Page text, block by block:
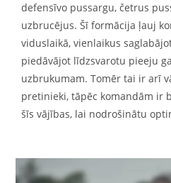
defensīvo pussargu, četrus
uzbrucējus. Šī formācija ļauj
viduslaikā, vienlaikus
piedāvājot līdzsvarotu pieeju
uzbrukumam. Tomēr tai ir arī
pretinieki, tāpēc komandām ir
šīs vājības, lai nodrošinātu